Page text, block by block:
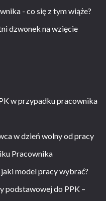
- co się z tym wiąże?
dzwonek na wzięcie
w przypadku pracownika
w dzień wolny od pracy
Pracownika
model pracy wybrać?
podstawowej do PPK –